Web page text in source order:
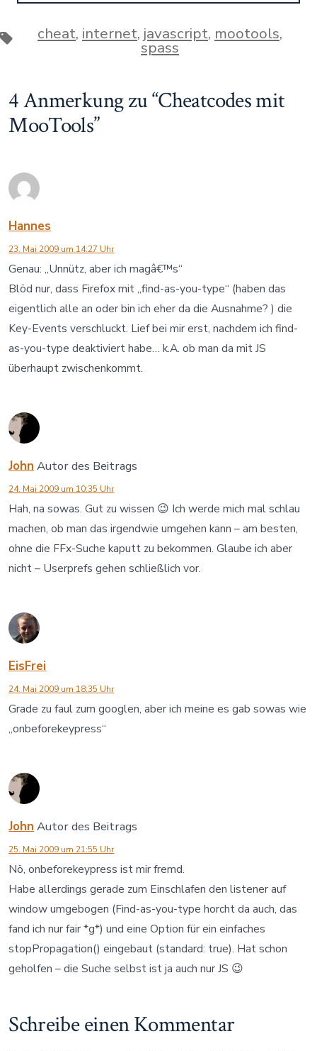
Schlagwörter
cheat, internet, javascript, mootools,
spass
4 Anmerkung zu “Cheatcodes mit
MooTools”
Hannes
23. Mai 2009 um 14:27 Uhr
Genau: „Unnütz, aber ich magâ€™s“
Blöd nur, dass Firefox mit „find-as-you-type“ (haben das
eigentlich alle an oder bin ich eher da die Ausnahme? ) die
Key-Events verschluckt. Lief bei mir erst, nachdem ich find-
as-you-type deaktiviert habe… k.A. ob man da mit JS
überhaupt zwischenkommt.
John Autor des Beitrags
24. Mai 2009 um 10:35 Uhr
Hah, na sowas. Gut zu wissen 😉 Ich werde mich mal schlau
machen, ob man das irgendwie umgehen kann – am besten,
ohne die FFx-Suche kaputt zu bekommen. Glaube ich aber
nicht – Userprefs gehen schließlich vor.
EisFrei
24. Mai 2009 um 18:35 Uhr
Grade zu faul zum googlen, aber ich meine es gab sowas wie
„onbeforekeypress“
John Autor des Beitrags
25. Mai 2009 um 21:55 Uhr
Nö, onbeforekeypress ist mir fremd.
Habe allerdings gerade zum Einschlafen den listener auf
window umgebogen (Find-as-you-type horcht da auch, das
fand ich nur fair *g*) und eine Option für ein einfaches
stopPropagation() eingebaut (standard: true). Hat schon
geholfen – die Suche selbst ist ja auch nur JS 😉
Schreibe einen Kommentar